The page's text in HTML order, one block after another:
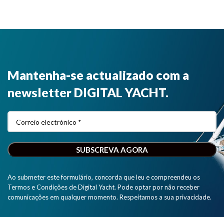
Mantenha-se actualizado com a
newsletter DIGITAL YACHT.
Ao submeter este formulário, concorda que leu e compreendeu os
Termos e Condições de Digital Yacht. Pode optar por não receber
comunicações em qualquer momento. Respeitamos a sua privacidade.